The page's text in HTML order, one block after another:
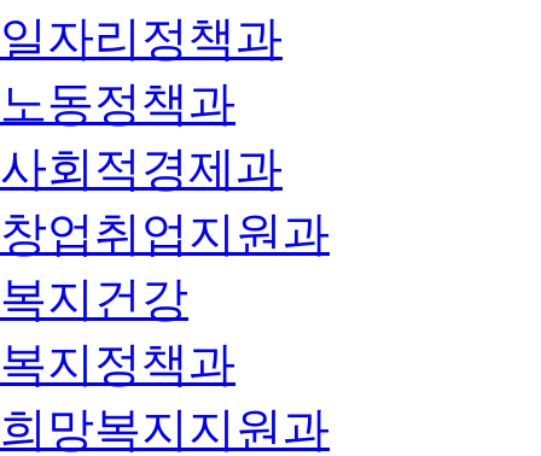
일자리정책과
노동정책과
사회적경제과
창업취업지원과
복지건강
복지정책과
희망복지지원과